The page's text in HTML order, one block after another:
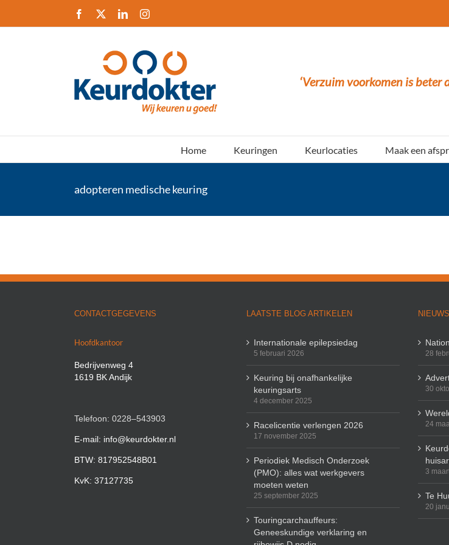
inhoud
Facebook LinkedInInstagram
‘Verzuim voorkomen is beter
Home Keuringen Keurlocaties Maak een
adopteren medische keuring
CONTACTGEGEVENS
Hoofdkantoor
Bedrijvenweg 4
1619 BK Andijk
Telefoon: 0228–543903
E-mail: info@keurdokter.nl
BTW: 817952548B01
KvK: 37127735
LAATSTE BLOG ARTIKELEN
Internationale epilepsiedag
5 februari 2026
Keuring bij onafhankelijke
keuringsarts
4 december 2025
Racelicentie verlengen 2026
17 november 2025
Periodiek Medisch Onderzoek
(PMO): alles wat werkgevers
moeten weten
25 september 2025
Touringcarchauffeurs:
Geneeskundige verklaring en
NIEUWS
28
30
24
3
Te
20